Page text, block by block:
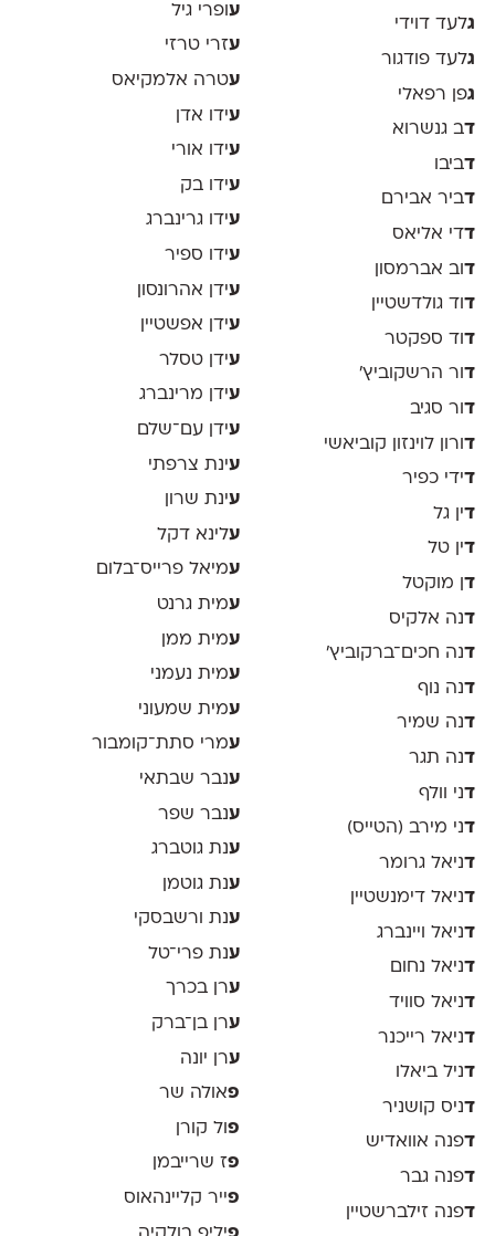
גלעד דוידי
גלעד פודגור
גפן רפאלי
דב גנשרוא
דביבו
דביר אבירם
דדי אליאס
דוב אברמסון
דוד גולדשטיין
דוד ספקטר
דור הרשקוביץ׳
דור סגיב
דורון לוינזון קוביאשי
דידי כפיר
דין גל
דין טל
דן מוקטל
דנה אלקיס
דנה חכים־ברקוביץ׳
דנה נוף
דנה שמיר
דנה תגר
דני וולף
דני מירב (הטייס)
דניאל גרומר
דניאל דימנשטיין
דניאל ויינברג
דניאל נחום
דניאל סוויד
דניאל רייכנר
דניל ביאלו
דניס קושניר
דפנה אוואדיש
דפנה גבר
דפנה זילברשטיין
ע ופרי גיל
עזרי טרזי
עטרה אלמקיאס
עידו אדן
עידו אורי
עידו בק
עידו גרינברג
עידו ספיר
עידן אהרונסון
עידן אפשטיין
עידן טסלר
עידן מרינברג
עידן עם־שלם
עינת צרפתי
עינת שרון
עלינא דקל
עמיאל פרייס־בלום
עמית גרנט
עמית ממן
עמית נעמני
עמית שמעוני
עמרי סתת־קומבור
ענבר שבתאי
ענבר שפר
ענת גוטברג
ענת גוטמן
ענת ורשבסקי
ענת פרי־טל
ערן בכרך
ערן בן־ברק
ערן יונה
פאולה שר
פ ול קורן
פז שרייבמן
פייר קליינהאוס